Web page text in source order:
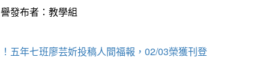
發布者：教學組
五年七班廖芸妡投稿人間福報，02/03榮獲刊登